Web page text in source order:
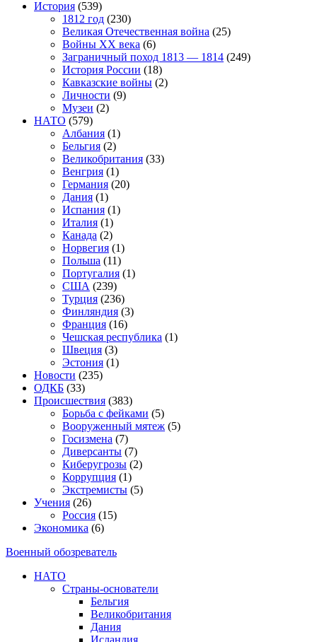
История (539)
1812 год (230)
Великая Отечественная война (25)
Войны XX века (6)
Заграничный поход 1813 — 1814 (249)
История России (18)
Кавказские войны (2)
Личности (9)
Музеи (2)
НАТО (579)
Албания (1)
Бельгия (2)
Великобритания (33)
Венгрия (1)
Германия (20)
Дания (1)
Испания (1)
Италия (1)
Канада (2)
Норвегия (1)
Польша (11)
Португалия (1)
США (239)
Турция (236)
Финляндия (3)
Франция (16)
Чешская республика (1)
Швеция (3)
Эстония (1)
Новости (235)
ОДКБ (33)
Происшествия (383)
Борьба с фейками (5)
Вооруженный мятеж (5)
Госизмена (7)
Диверсанты (7)
Киберугрозы (2)
Коррупция (1)
Экстремисты (5)
Учения (26)
Россия (15)
Экономика (6)
Военный обозреватель
НАТО
Страны-основатели
Бельгия
Великобритания
Дания